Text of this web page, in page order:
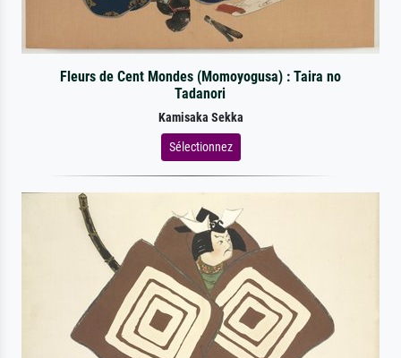
Fleurs de Cent Mondes (Momoyogusa) : Taira no
Tadanori
Kamisaka Sekka
Sélectionnez